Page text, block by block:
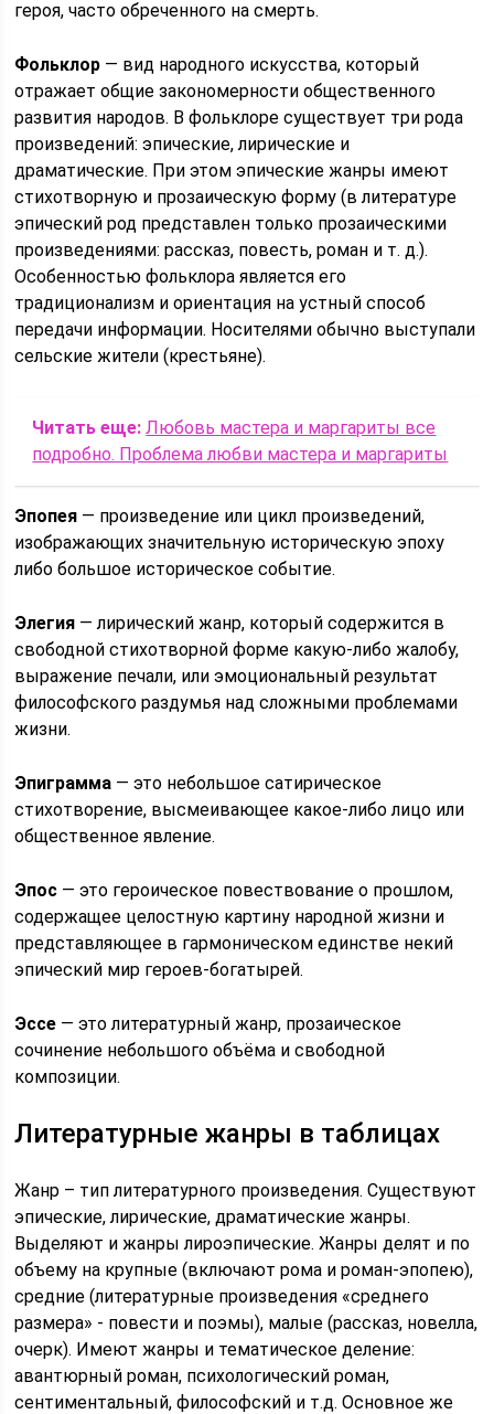
героя, часто обреченного на смерть.
Фольклор — вид народного искусства, который
отражает общие закономерности общественного
развития народов. В фольклоре существует три рода
произведений: эпические, лирические и
драматические. При этом эпические жанры имеют
стихотворную и прозаическую форму (в ли­тературе
эпический род представлен только прозаическими
произведениями: рассказ, повесть, ро­ман и т. д.).
Особенностью фольклора является его
традиционализм и ориентация на устный способ
передачи информации. Носителями обычно выступали
сельские жители (крестьяне).
Читать еще: Любовь мастера и маргариты все
подробно. Проблема любви мастера и маргариты
Эпопея — произведение или цикл произведений,
изображающих значительную историческую эпоху
либо большое историческое событие.
Элегия — лирический жанр, который содержится в
свободной стихотворной форме какую-либо жалобу,
выражение печали, или эмоциональный результат
философского раздумья над сложными проблемами
жизни.
Эпиграмма — это небольшое сатирическое
стихотворение, высмеивающее какое-либо лицо или
общественное явление.
Эпос — это героическое повествование о прошлом,
содержащее целостную картину народной жизни и
представляющее в гармоническом единстве некий
эпический мир героев-богатырей.
Эссе — это литературный жанр, прозаическое
сочинение небольшого объёма и свободной
композиции.
Литературные жанры в таблицах
Жанр – тип литературного произведения. Существуют
эпические, лирические, драматические жанры.
Выделяют и жанры лироэпические. Жанры делят и по
объему на крупные (включают рома и роман-эпопею),
средние (литературные произведения «среднего
размера» ‑ повести и поэмы), малые (рассказ, новелла,
очерк). Имеют жанры и тематическое деление:
авантюрный роман, психологический роман,
сентиментальный, философский и т.д. Основное же